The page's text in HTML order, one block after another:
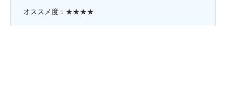
オススメ度：★★★★